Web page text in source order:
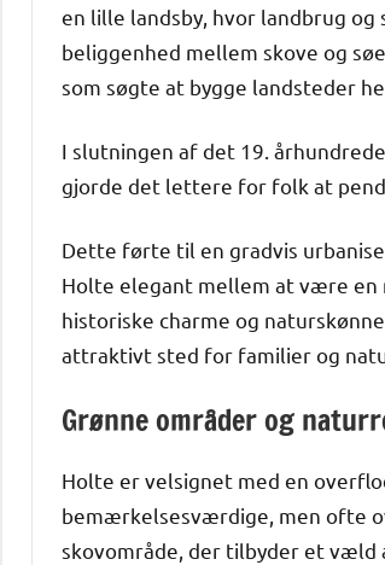
en lille landsby, hvor landbrug
beliggenhed mellem skove og
som søgte at bygge landsteder
I slutningen af det 19.
gjorde det lettere for folk at
Dette førte til en gradvis
Holte elegant mellem at være en
historiske charme og
attraktivt sted for familier og
Grønne områder og
Holte er velsignet med en
bemærkelsesværdige, men ofte
skovområde, der tilbyder et væld